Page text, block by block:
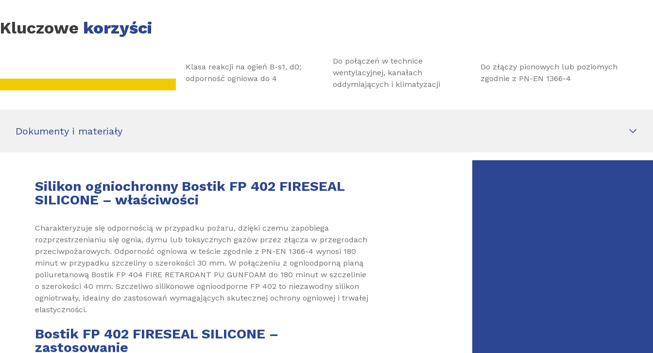
Kluczowe korzyści
Klasa reakcji na ogień B-s1, d0;
odporność ogniowa do 4
Do połączeń w technice
wentylacyjnej, kanałach
oddymiających i klimatyzacji
Do złączy pionowych lub poziomych
zgodnie z PN-EN 1366-4
Dokumenty i materiały
Silikon ogniochronny Bostik FP 402 FIRESEAL
SILICONE – właściwości
Charakteryzuje się odpornością w przypadku pożaru, dzięki czemu zapobiega
rozprzestrzenianiu się ognia, dymu lub toksycznych gazów przez złącza w przegrodach
przeciwpożarowych. Odporność ogniowa w teście zgodnie z PN-EN 1366-4 wynosi 180
minut w przypadku szczeliny o szerokości 30 mm. W połączeniu z ognioodporną pianą
poliuretanową Bostik FP 404 FIRE RETARDANT PU GUNFOAM do 180 minut w szczelinie
o szerokości 40 mm. Szczeliwo silikonowe ognioodporne FP 402 to niezawodny silikon
ogniotrwały, idealny do zastosowań wymagających skutecznej ochrony ogniowej i trwałej
elastyczności.
Bostik FP 402 FIRESEAL SILICONE –
zastosowanie